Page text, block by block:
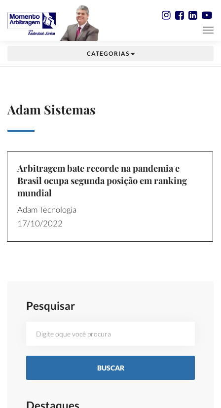
CATEGORIAS
Adam Sistemas
Arbitragem bate recorde na pandemia e
Brasil ocupa segunda posição em ranking
mundial
Adam Tecnologia
17/10/2022
Pesquisar
Destaques